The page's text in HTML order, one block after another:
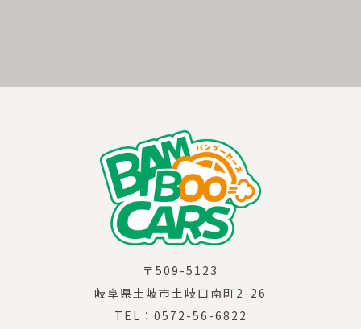
〒509-5123
岐阜県土岐市土岐口南町2-26
TEL：0572-56-6822